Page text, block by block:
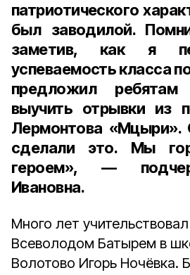
патриотического
был заводилой.
заметив, как я
успеваемость класса
предложил
выучить отрывки из
Лермонтова «Мцыри».
сделали это. Мы
героем», —
Ивановна.
Много лет
Всеволодом Батырем в
Волотово Игорь Ночёвка.